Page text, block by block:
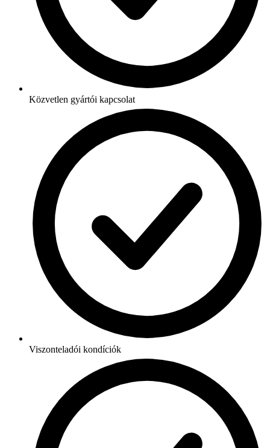
Közvetlen gyártói kapcsolat
Viszonteladói kondíciók